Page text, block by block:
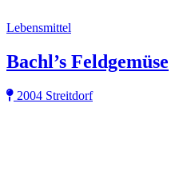
Lebensmittel
Bachl’s Feldgemüse
2004 Streitdorf